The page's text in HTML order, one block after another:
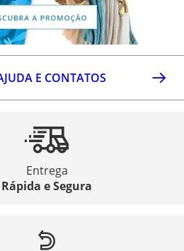
E CONTATOS
Entrega
Rápida e Segura